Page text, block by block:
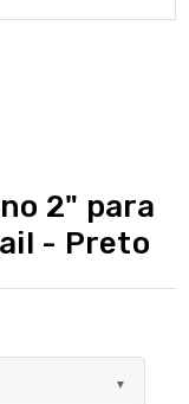
2" para
- Preto
▼